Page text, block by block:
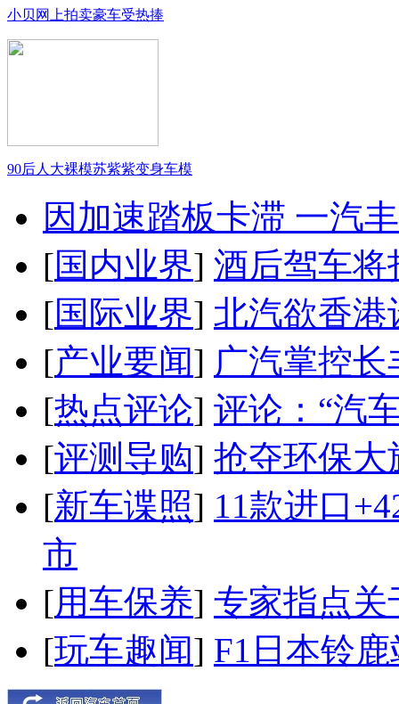
小贝网上拍卖豪车受热捧
90后人大裸模苏紫紫变身车模
因加速踏板卡滞 一汽
[国内业界] 酒后驾车将
[国际业界] 北汽欲香港
[产业要闻] 广汽掌控
[热点评论] 评论：“汽
[评测导购] 抢夺环保大
[新车谍照] 11款进口
市
[用车保养] 专家指点关
[玩车趣闻] F1日本铃